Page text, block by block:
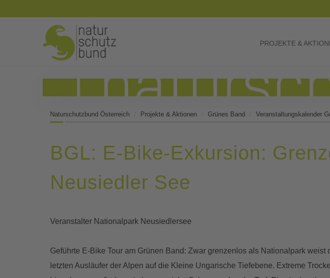
PROJEKTE &
Naturschutzbund Österreich Projekte & Aktionen Grünes Band Veranstaltungskalender
BGL: E-Bike-Exkursion:
Neusiedler See
Veranstalter Nationalpark Neusiedlersee
Geführte E-Bike Tour am Grünen Band: Zwar grenzenlos als Nationalpark
letzten Ausläufer der Alpen auf die Kleine Ungarische Tiefebene. Extreme